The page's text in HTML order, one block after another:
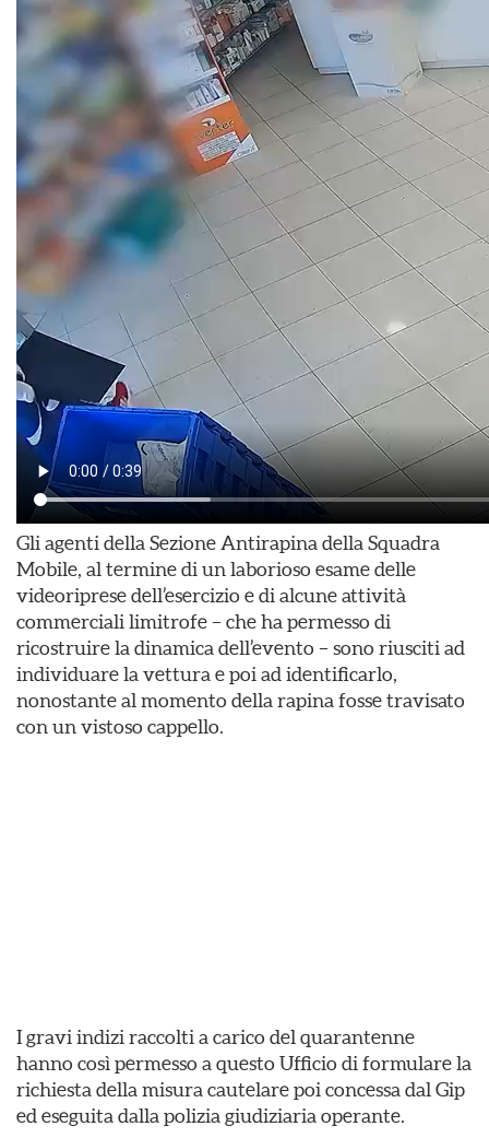
Gli agenti della Sezione Antirapina della Squadra
Mobile, al termine di un laborioso esame delle
videoriprese dell’esercizio e di alcune attività
commerciali limitrofe – che ha permesso di
ricostruire la dinamica dell’evento – sono riusciti ad
individuare la vettura e poi ad identificarlo,
nonostante al momento della rapina fosse travisato
con un vistoso cappello.
I gravi indizi raccolti a carico del quarantenne
hanno così permesso a questo Ufficio di formulare la
richiesta della misura cautelare poi concessa dal Gip
ed eseguita dalla polizia giudiziaria operante.